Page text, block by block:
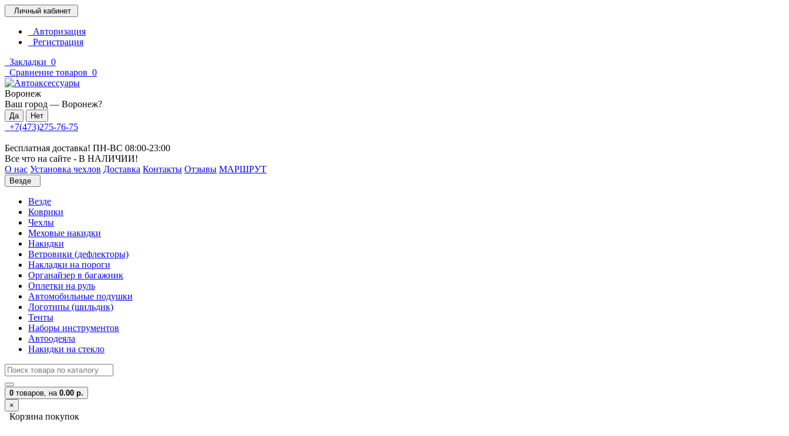
Личный кабинет
Авторизация
Регистрация
Закладки 0
Сравнение товаров 0
Воронеж
Ваш город — Воронеж?
+7(473)275-76-75
Бесплатная доставка! ПН-ВС 08:00-23:00
Все что на сайте - В НАЛИЧИИ!
О нас Установка чехлов Доставка Контакты Отзывы МАРШРУТ
Везде
Везде
Коврики
Чехлы
Меховые накидки
Накидки
Ветровики (дефлекторы)
Накладки на пороги
Органайзер в багажник
Оплетки на руль
Автомобильные подушки
Логотипы (шильдик)
Тенты
Наборы инструментов
Автоодеяла
Накидки на стекло
0 товаров, на 0.00 р.
×
Корзина покупок